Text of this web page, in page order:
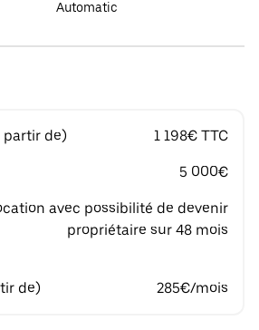
Automatic
partir de) 1 198€ TTC
5 000€
avec possibilité de devenir
propriétaire sur 48 mois
de) 285€/mois